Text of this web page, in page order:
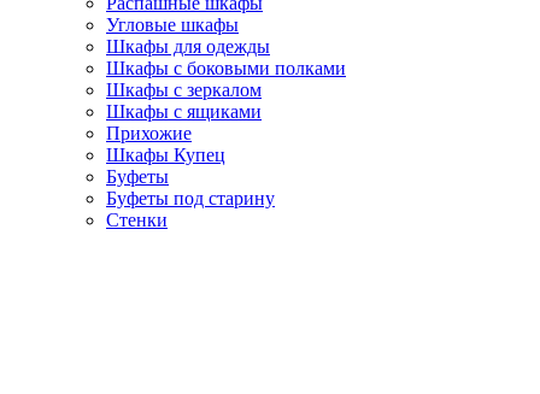
Угловые шкафы
Шкафы для одежды
Шкафы с боковыми полками
Шкафы с зеркалом
Шкафы с ящиками
Прихожие
Шкафы Купец
Буфеты
Буфеты под старину
Стенки